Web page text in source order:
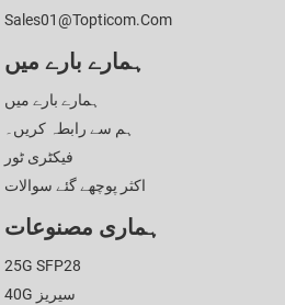
Sales01@topticom.com
ہمارے بارے میں
ہمارے بارے میں
ہم سے رابطہ کریں۔
فیکٹری ٹور
اکثر پوچھے گئے سوالات
ہماری مصنوعات
25G SFP28
40G سیریز